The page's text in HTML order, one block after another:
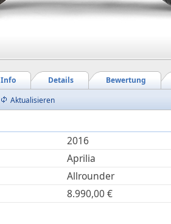
Bewertung
Details
Info
Aktualisieren
2016
Aprilia
Allrounder
8.990,00€